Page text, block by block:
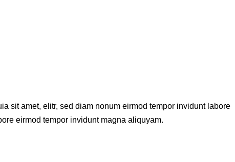
sit amet, elitr, sed diam nonum eirmod tempor invidunt labore
eirmod tempor invidunt magna aliquyam.